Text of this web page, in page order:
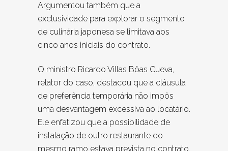
Argumentou também que a
exclusividade para explorar o segmento
de culinária japonesa se limitava aos
cinco anos iniciais do contrato.
O ministro Ricardo Villas Bôas Cueva,
relator do caso, destacou que a cláusula
de preferência temporária não impôs
uma desvantagem excessiva ao locatário.
Ele enfatizou que a possibilidade de
instalação de outro restaurante do
mesmo ramo estava prevista no contrato,